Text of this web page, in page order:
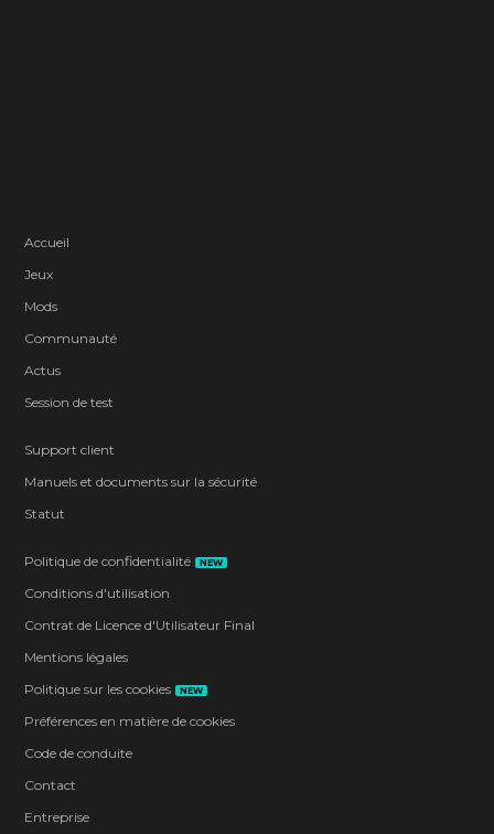
Accueil
Jeux
Mods
Communauté
Actus
Session de test
Support client
Manuels et documents sur la sécurité
Statut
Politique de confidentialité NEW
Conditions d'utilisation
Contrat de Licence d'Utilisateur Final
Mentions légales
Politique sur les cookies
NEW
Préférences en matière de cookies
Code de conduite
Contact
Entreprise